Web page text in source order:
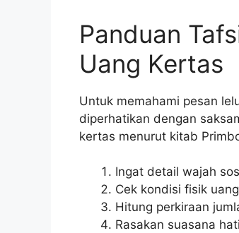
Panduan
Uang Kertas
Untuk memahami pesan
diperhatikan dengan
kertas menurut kitab
Ingat detail wajah
Cek kondisi fisik
Hitung perkiraan
Rasakan suasana